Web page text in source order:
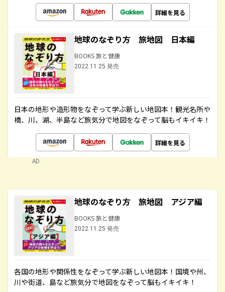
詳細を見る
地球のなぞり方 旅地図 日本編
BOOKS 旅と健康
2022.11.25 発売
日本の地形や造形物をなぞって学ぶ新しい地図本！観光名所や
橋、川、湖、半島など旅気分で地図をなぞって脳もイキイキ！
詳細を見る
AD
地球のなぞり方 旅地図 アジア編
BOOKS 旅と健康
2022.11.25 発売
各国の地形や関係性をなぞって学ぶ新しい地図本！国境や州、
川や街道、島など旅気分で地図をなぞって脳もイキイキ！